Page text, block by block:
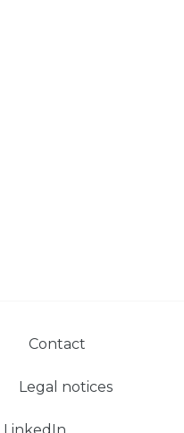
Contact
Legal notices